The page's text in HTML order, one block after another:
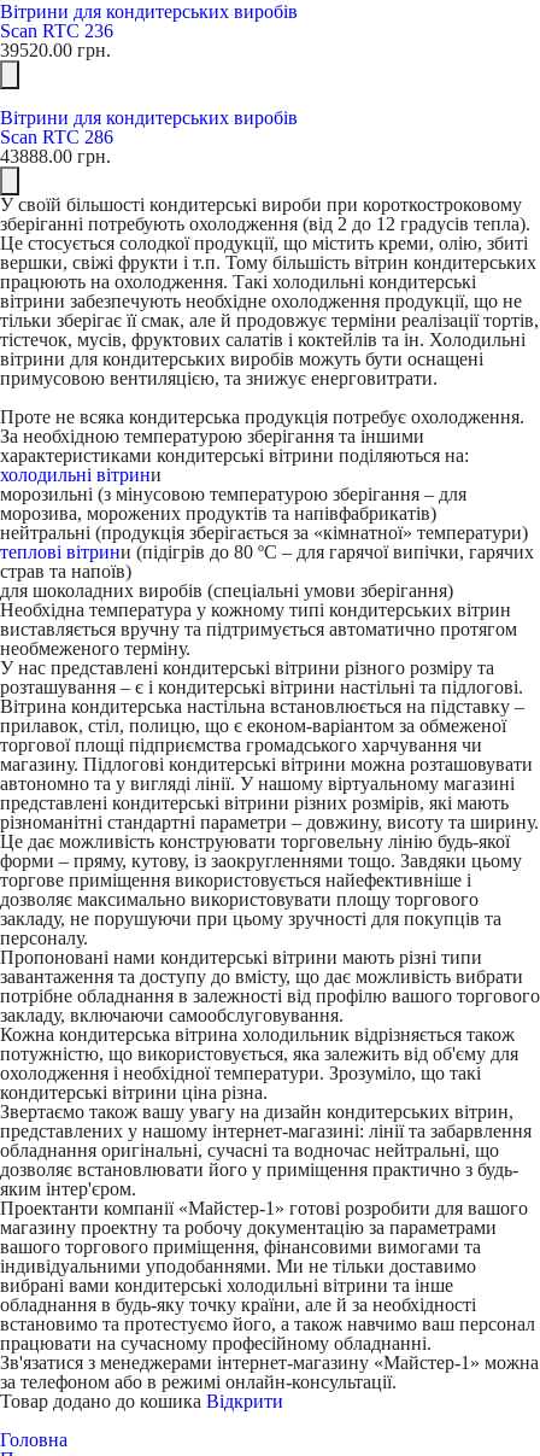
Вітрини для кондитерських виробів
Scan RTC 236
39520.00 грн.
Вітрини для кондитерських виробів
Scan RTC 286
43888.00 грн.
У своїй більшості кондитерські вироби при короткостроковому
зберіганні потребують охолодження (від 2 до 12 градусів тепла).
Це стосується солодкої продукції, що містить креми, олію, збиті
вершки, свіжі фрукти і т.п. Тому більшість вітрин кондитерських
працюють на охолодження. Такі холодильні кондитерські
вітрини забезпечують необхідне охолодження продукції, що не
тільки зберігає її смак, але й продовжує терміни реалізації тортів,
тістечок, мусів, фруктових салатів і коктейлів та ін. Холодильні
вітрини для кондитерських виробів можуть бути оснащені
примусовою вентиляцією, та знижує енерговитрати.
Проте не всяка кондитерська продукція потребує охолодження.
За необхідною температурою зберігання та іншими
характеристиками кондитерські вітрини поділяються на:
холодильні вітрини
морозильні (з мінусовою температурою зберігання – для
морозива, морожених продуктів та напівфабрикатів)
нейтральні (продукція зберігається за «кімнатної» температури)
теплові вітрини (підігрів до 80 ºС – для гарячої випічки, гарячих
страв та напоїв)
для шоколадних виробів (спеціальні умови зберігання)
Необхідна температура у кожному типі кондитерських вітрин
виставляється вручну та підтримується автоматично протягом
необмеженого терміну.
У нас представлені кондитерські вітрини різного розміру та
розташування – є і кондитерські вітрини настільні та підлогові.
Вітрина кондитерська настільна встановлюється на підставку –
прилавок, стіл, полицю, що є економ-варіантом за обмеженої
торгової площі підприємства громадського харчування чи
магазину. Підлогові кондитерські вітрини можна розташовувати
автономно та у вигляді лінії. У нашому віртуальному магазині
представлені кондитерські вітрини різних розмірів, які мають
різноманітні стандартні параметри – довжину, висоту та ширину.
Це дає можливість конструювати торговельну лінію будь-якої
форми – пряму, кутову, із заокругленнями тощо. Завдяки цьому
торгове приміщення використовується найефективніше і
дозволяє максимально використовувати площу торгового
закладу, не порушуючи при цьому зручності для покупців та
персоналу.
Пропоновані нами кондитерські вітрини мають різні типи
завантаження та доступу до вмісту, що дає можливість вибрати
потрібне обладнання в залежності від профілю вашого торгового
закладу, включаючи самообслуговування.
Кожна кондитерська вітрина холодильник відрізняється також
потужністю, що використовується, яка залежить від об'єму для
охолодження і необхідної температури. Зрозуміло, що такі
кондитерські вітрини ціна різна.
Звертаємо також вашу увагу на дизайн кондитерських вітрин,
представлених у нашому інтернет-магазині: лінії та забарвлення
обладнання оригінальні, сучасні та водночас нейтральні, що
дозволяє встановлювати його у приміщення практично з будь-
яким інтер'єром.
Проектанти компанії «Майстер-1» готові розробити для вашого
магазину проектну та робочу документацію за параметрами
вашого торгового приміщення, фінансовими вимогами та
індивідуальними уподобаннями. Ми не тільки доставимо
вибрані вами кондитерські холодильні вітрини та інше
обладнання в будь-яку точку країни, але й за необхідності
встановимо та протестуємо його, а також навчимо ваш персонал
працювати на сучасному професійному обладнанні.
Зв'язатися з менеджерами інтернет-магазину «Майстер-1» можна
за телефоном або в режимі онлайн-консультації.
Товар додано до кошика Відкрити
Головна